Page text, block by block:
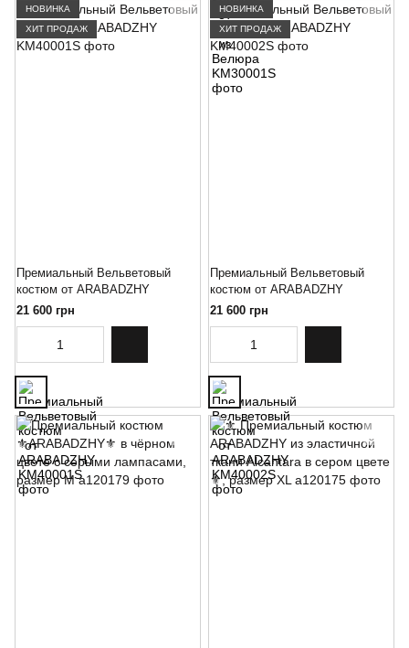
НОВИНКА
ХИТ ПРОДАЖ
Премиальный Вельветовый
костюм от ARABADZHY
21 600 грн
НОВИНКА
ХИТ ПРОДАЖ
Премиальный Вельветовый
костюм от ARABADZHY
21 600 грн